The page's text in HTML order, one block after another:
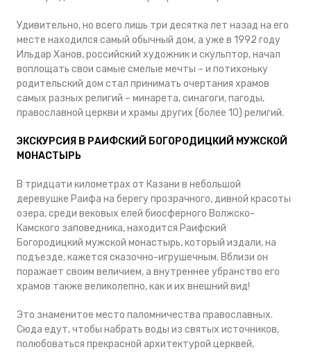
Удивительно, но всего лишь три десятка лет назад на его
месте находился самый обычный дом, а уже в 1992 году
Ильдар Ханов, российский художник и скульптор, начал
воплощать свои самые смелые мечты – и потихоньку
родительский дом стал принимать очертания храмов
самых разных религий – минарета, синагоги, пагоды,
православной церкви и храмы других (более 10) религий.
ЭКСКУРСИЯ В РАИФСКИЙ БОГОРОДИЦКИЙ МУЖСКОЙ
МОНАСТЫРЬ
В тридцати километрах от Казани в небольшой
деревушке Раифа на берегу прозрачного, дивной красоты
озера, среди вековых елей биосферного Волжско-
Камского заповедника, находится Раифский
Богородицкий мужской монастырь, который издали, на
подъезде, кажется сказочно-игрушечным. Вблизи он
поражает своим величием, а внутреннее убранство его
храмов также великолепно, как и их внешний вид!
Это знаменитое место паломничества православных.
Сюда едут, чтобы набрать воды из святых источников,
полюбоваться прекрасной архитектурой церквей,